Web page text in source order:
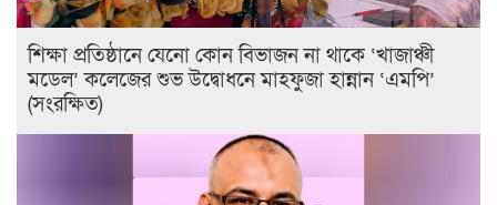
শিক্ষা প্রতিষ্ঠানে যেনো কোন বিভাজন না থাকে ‘খাজাঞ্চী
মডেল’ কলেজের শুভ উদ্বোধনে মাহফুজা হান্নান ‘এমপি’
(সংরক্ষিত)